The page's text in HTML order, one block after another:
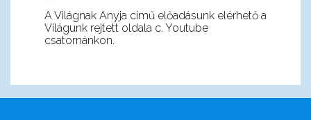
A Világnak Anyja című előadásunk elérhető a
Világunk rejtett oldala c. Youtube
csatornánkon.